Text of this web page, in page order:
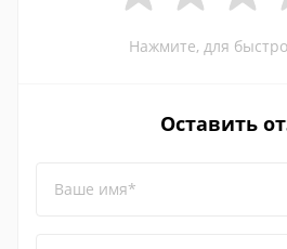
Нажмите, для
Оставить
Ваше имя*